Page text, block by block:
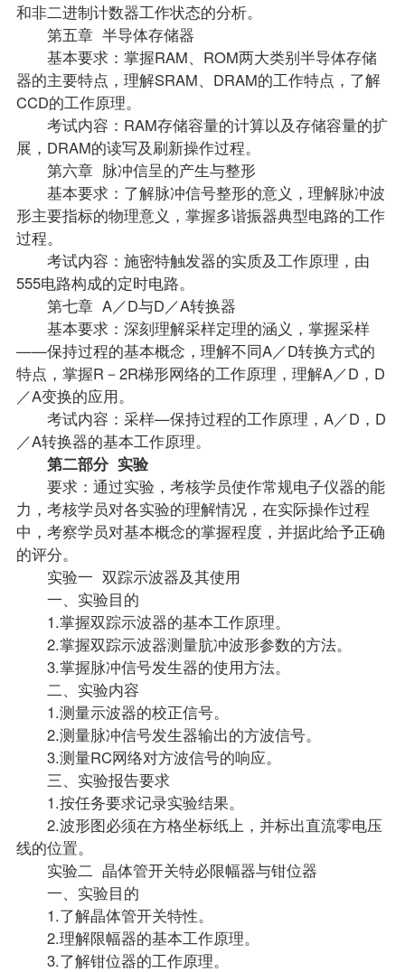
和非二进制计数器工作状态的分析。
第五章 半导体存储器
基本要求：掌握RAM、ROM两大类别半导体存储
器的主要特点，理解SRAM、DRAM的工作特点，了解
CCD的工作原理。
考试内容：RAM存储容量的计算以及存储容量的扩
展，DRAM的读写及刷新操作过程。
第六章 脉冲信呈的产生与整形
基本要求：了解脉冲信号整形的意义，理解脉冲波
形主要指标的物理意义，掌握多谐振器典型电路的工作
过程。
考试内容：施密特触发器的实质及工作原理，由
555电路构成的定时电路。
第七章 A／D与D／A转换器
基本要求：深刻理解采样定理的涵义，掌握采样
——保持过程的基本概念，理解不同A／D转换方式的
特点，掌握R－2R梯形网络的工作原理，理解A／D，D
／A变换的应用。
考试内容：采样—保持过程的工作原理，A／D，D
／A转换器的基本工作原理。
第二部分 实验
要求：通过实验，考核学员使作常规电子仪器的能
力，考核学员对各实验的理解情况，在实际操作过程
中，考察学员对基本概念的掌握程度，并据此给予正确
的评分。
实验一 双踪示波器及其使用
一、实验目的
1.掌握双踪示波器的基本工作原理。
2.掌握双踪示波器测量肮冲波形参数的方法。
3.掌握脉冲信号发生器的使用方法。
二、实验内容
1.测量示波器的校正信号。
2.测量脉冲信号发生器输出的方波信号。
3.测量RC网络对方波信号的响应。
三、实验报告要求
1.按任务要求记录实验结果。
2.波形图必须在方格坐标纸上，并标出直流零电压
线的位置。
实验二 晶体管开关特必限幅器与钳位器
一、实验目的
1.了解晶体管开关特性。
2.理解限幅器的基本工作原理。
3.了解钳位器的工作原理。